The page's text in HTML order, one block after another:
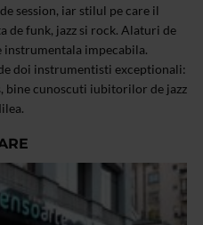
session, iar stilul pe care il
de funk, jazz si rock. Alaturi de
instrumentala impecabila.
doi instrumentisti exceptionali:
bine cunoscuti iubitorilor de jazz